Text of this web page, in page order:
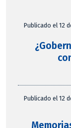
Publicado el 12
Publicado el 12